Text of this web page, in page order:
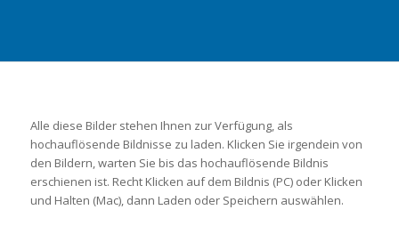
Alle diese Bilder stehen Ihnen zur Verfügung, als
hochauflösende Bildnisse zu laden. Klicken Sie irgendein von
den Bildern, warten Sie bis das hochauflösende Bildnis
erschienen ist. Recht Klicken auf dem Bildnis (PC) oder Klicken
und Halten (Mac), dann Laden oder Speichern auswählen.